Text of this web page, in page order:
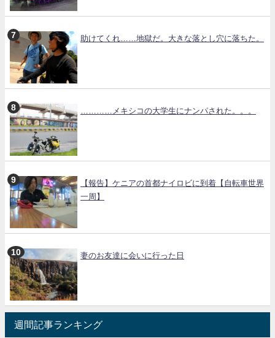
助けてくれ……地獄だ。大きな落とし穴に落ちた。
…………メキシコの大学生にナンパされた。。。
【報告】ケニアの首都ナイロビに到着【自転車世界
一周】
妻のお友達に会いに行った日
週間記事ランキング